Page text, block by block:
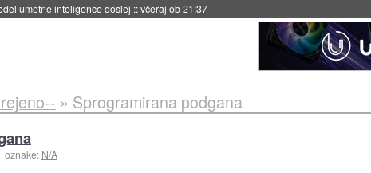
umetne inteligence doslej ::včeraj ob 21:37
» Sprogramirana podgana
oznake: N/A